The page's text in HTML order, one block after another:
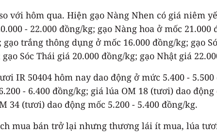
với hôm qua. Hiện gạo Nàng Nhen có giá niêm
- 22.000 đồng/kg; gạo Nàng hoa ở mốc
trắng thông dụng ở mốc 16.000 đồng/kg; gạo
Sóc Thái giá 20.000 đồng/kg; gạo Nhật giá
IR 50404 hôm nay dao động ở mức 5.400 -
- 6.400 đồng/kg; giá lúa OM 18 (tươi) dao
34 (tươi) dao động mốc 5.200 - 5.400 đồng/kg.
mua bán trở lại nhưng thương lái ít mua, lúa